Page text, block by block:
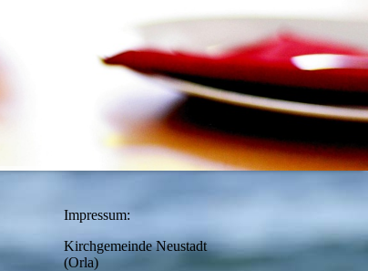
Impressum:
Kirchgemeinde Neustadt
(Orla)